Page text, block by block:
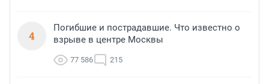
4
Погибшие и пострадавшие. Что известно о
взрыве в центре Москвы
77 586 215